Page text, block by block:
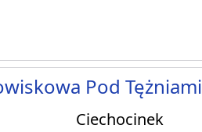
Pod Tężniami
Ciechocinek